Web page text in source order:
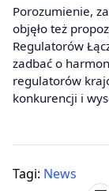
Porozumienie,
objęło też
Regulatorów
zadbać o
regulatorów
konkurencji i
Tagi: News